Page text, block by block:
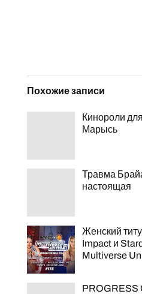
Похожие записи
Кинороли
Марысь
Травма
настоящая
Женский
Impact и
Multiverse
PROGRESS